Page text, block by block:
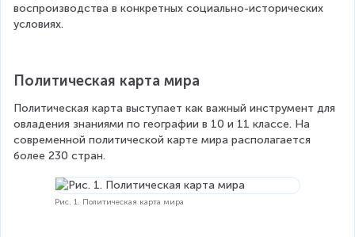
воспроизводства в конкретных социально-исторических
условиях.
Политическая карта мира
Политическая карта выступает как важный инструмент для
овладения знаниями по географии в 10 и 11 классе. На
современной политической карте мира располагается
более 230 стран.
Рис. 1. Политическая карта мира